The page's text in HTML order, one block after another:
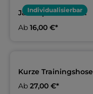
Individualisierbar
Jako Sportmütze
Ab 16,00 €*
Kurze Trainingshose
Kids | AWV 09
Ab 27,00 €*